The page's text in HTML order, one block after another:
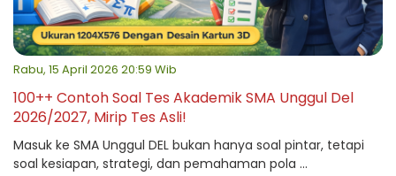
Rabu, 15 April 2026 20:59 Wib
100++ Contoh Soal Tes Akademik SMA Unggul Del
2026/2027, Mirip Tes Asli!
Masuk ke SMA Unggul DEL bukan hanya soal pintar, tetapi
soal kesiapan, strategi, dan pemahaman pola ...